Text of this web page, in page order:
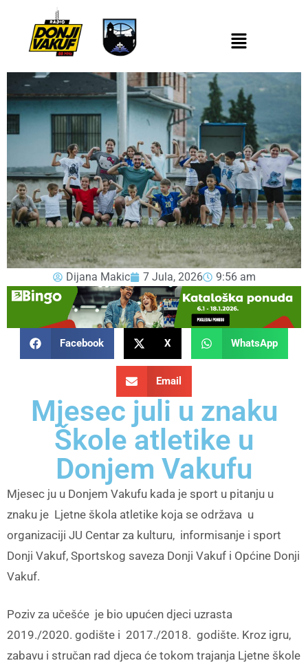
Dijana Makic 7 Jula, 2026 9:56 am
Facebook X WhatsApp
Email
Mjesec juli u znaku
Škole atletike u
Donjem Vakufu
Mjesec ju u Donjem Vakufu kada je sport u pitanju u
znaku je Ljetne škola atletike koja se održava u
organizaciji JU Centar za kulturu, informisanje i sport
Donji Vakuf, Sportskog saveza Donji Vakuf i Općine Donji
Vakuf.
Poziv za učešće je bio upućen djeci uzrasta
2019./2020. godište i 2017./2018. godište. Kroz igru,
zabavu i stručan rad djeca će tokom trajanja Ljetne škole